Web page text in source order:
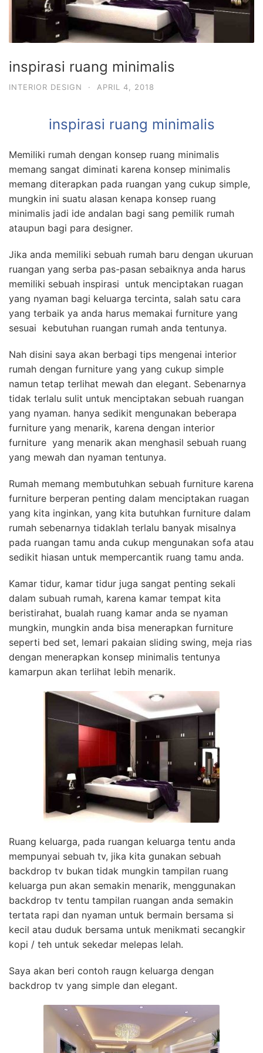
inspirasi ruang minimalis
INTERIOR DESIGN · APRIL 4, 2018
inspirasi ruang minimalis
Memiliki rumah dengan konsep ruang minimalis
memang sangat diminati karena konsep minimalis
memang diterapkan pada ruangan yang cukup simple,
mungkin ini suatu alasan kenapa konsep ruang
minimalis jadi ide andalan bagi sang pemilik rumah
ataupun bagi para designer.
Jika anda memiliki sebuah rumah baru dengan ukuruan
ruangan yang serba pas-pasan sebaiknya anda harus
memiliki sebuah inspirasi untuk menciptakan ruagan
yang nyaman bagi keluarga tercinta, salah satu cara
yang terbaik ya anda harus memakai furniture yang
sesuai kebutuhan ruangan rumah anda tentunya.
Nah disini saya akan berbagi tips mengenai interior
rumah dengan furniture yang yang cukup simple
namun tetap terlihat mewah dan elegant. Sebenarnya
tidak terlalu sulit untuk menciptakan sebuah ruangan
yang nyaman. hanya sedikit mengunakan beberapa
furniture yang menarik, karena dengan interior
furniture yang menarik akan menghasil sebuah ruang
yang mewah dan nyaman tentunya.
Rumah memang membutuhkan sebuah furniture karena
furniture berperan penting dalam menciptakan ruagan
yang kita inginkan, yang kita butuhkan furniture dalam
rumah sebenarnya tidaklah terlalu banyak misalnya
pada ruangan tamu anda cukup mengunakan sofa atau
sedikit hiasan untuk mempercantik ruang tamu anda.
Kamar tidur, kamar tidur juga sangat penting sekali
dalam subuah rumah, karena kamar tempat kita
beristirahat, bualah ruang kamar anda se nyaman
mungkin, mungkin anda bisa menerapkan furniture
seperti bed set, lemari pakaian sliding swing, meja rias
dengan menerapkan konsep minimalis tentunya
kamarpun akan terlihat lebih menarik.
Ruang keluarga, pada ruangan keluarga tentu anda
mempunyai sebuah tv, jika kita gunakan sebuah
backdrop tv bukan tidak mungkin tampilan ruang
keluarga pun akan semakin menarik, menggunakan
backdrop tv tentu tampilan ruangan anda semakin
tertata rapi dan nyaman untuk bermain bersama si
kecil atau duduk bersama untuk menikmati secangkir
kopi / teh untuk sekedar melepas lelah.
Saya akan beri contoh raugn keluarga dengan
backdrop tv yang simple dan elegant.